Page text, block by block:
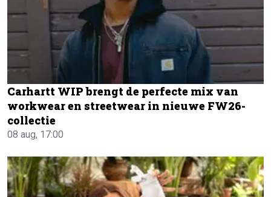
Carhartt WIP brengt de perfecte mix van
workwear en streetwear in nieuwe FW26-
collectie
08 aug, 17:00